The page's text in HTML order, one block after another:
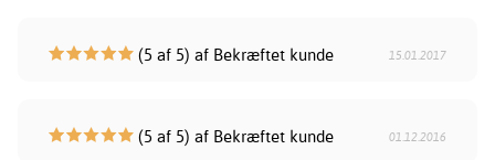
(5 af 5) af Bekræftet kunde 15.01.2017
(5 af 5) af Bekræftet kunde 01.12.2016